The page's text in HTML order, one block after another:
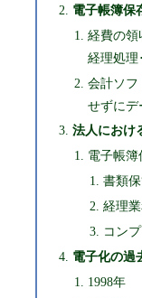
電子帳簿保
経費の領
経理処理
会計ソフ
せずにデ
法人におけ
電子帳簿
書類
経理
コン
電子化の過
1998年